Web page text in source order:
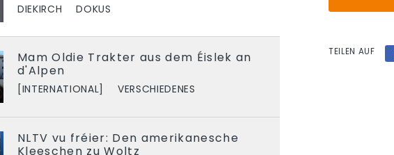
DIEKIRCH DOKUS
Mam Oldie Trakter aus dem Éislek an
d'Alpen
[INTERNATIONAL] VERSCHIEDENES
NLTV vu fréier: Den amerikanesche
Kleeschen zu Woltz
TEILEN AUF